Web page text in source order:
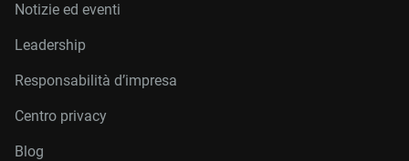
Notizie ed eventi
Leadership
Responsabilità d’impresa
Centro privacy
Blog